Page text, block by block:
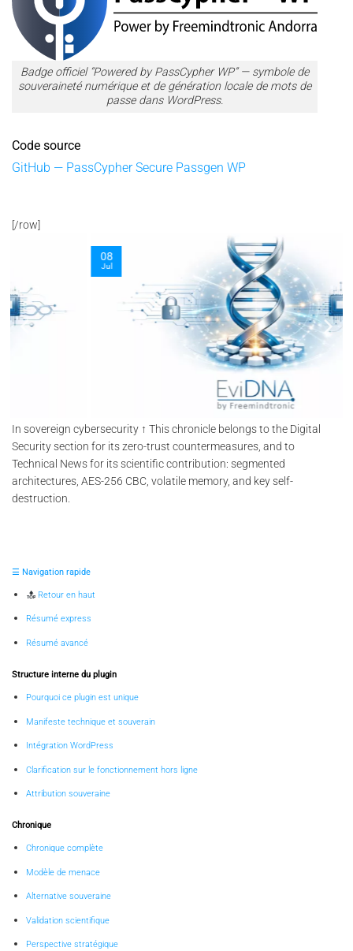
Badge officiel “Powered by PassCypher WP” — symbole de
souveraineté numérique et de génération locale de mots de
passe dans WordPress.
Code source
GitHub — PassCypher Secure Passgen WP
[/row]
In sovereign cybersecurity ↑ This chronicle belongs to the Digital
Security section for its zero-trust countermeasures, and to
Technical News for its scientific contribution: segmented
architectures, AES-256 CBC, volatile memory, and key self-
destruction.
☰ Navigation rapide
Retour en haut
Résumé express
Résumé avancé
Structure interne du plugin
Pourquoi ce plugin est unique
Manifeste technique et souverain
Intégration WordPress
Clarification sur le fonctionnement hors ligne
Attribution souveraine
Chronique
Chronique complète
Modèle de menace
Alternative souveraine
Validation scientifique
Perspective stratégique